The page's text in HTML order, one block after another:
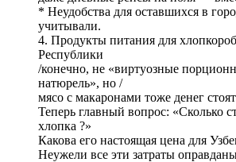
* Неудобства для оставшихся в
учитывали.
4. Продукты питания для
Республики
/конечно, не «виртуозные
натюрель», но /
мясо с макаронами тоже денег
Теперь главный вопрос: «Сколько
хлопка ?»
Какова его настоящая цена для
Неужели все эти затраты